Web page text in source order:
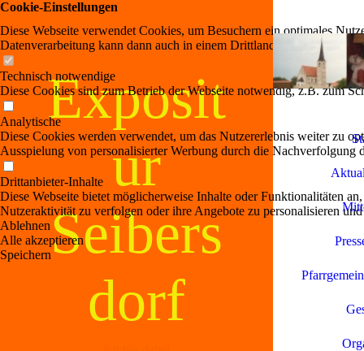
Exposit
ur
Seibers
dorf
Cookie-Einstellungen
Diese Webseite verwendet Cookies, um Besuchern ein optimales
Datenverarbeitung kann dann auch in einem Drittland erfolgen.
Technisch notwendige
Diese Cookies sind zum Betrieb der Webseite notwendig, z.B. zum
Analytische
Diese Cookies werden verwendet, um das Nutzererlebnis weiter zu
Ausspielung von personalisierter Werbung durch die Nachverfolgung
Drittanbieter-Inhalte
Diese Webseite bietet möglicherweise Inhalte oder Funktionalitäten
Nutzeraktivität zu verfolgen oder ihre Angebote zu personalisieren
Ablehnen
Alle akzeptieren
Speichern